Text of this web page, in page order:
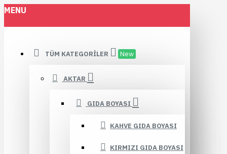
MENU
TÜM KATEGORILER New
AKTAR
GIDA BOYASI
KAHVE GIDA BOYASI
KIRMIZI GIDA BOYASI